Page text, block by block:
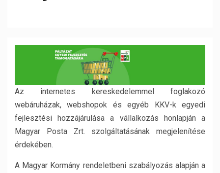
Az internetes kereskedelemmel foglakozó
webáruházak, webshopok és egyéb KKV-k egyedi
fejlesztési hozzájárulása a vállalkozás honlapján a
Magyar Posta Zrt. szolgáltatásának megjelenítése
érdekében.
A Magyar Kormány rendeletbeni szabályozás alapján a